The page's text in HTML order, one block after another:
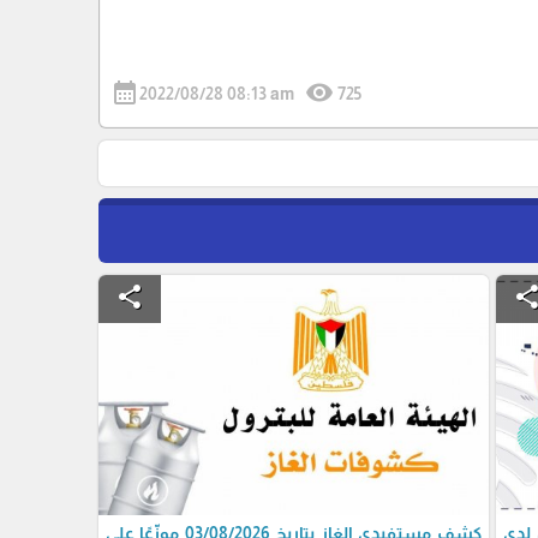
calendar_month2022/08/28 08:13 am visibility 725
share
لدى
share
كشف مستفيدي الغاز بتاريخ 03/08/2026 موزّعًا على